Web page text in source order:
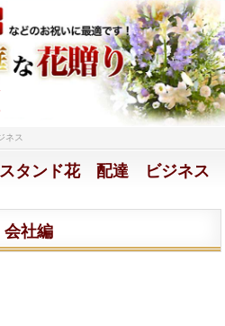
ネス
スタンド花 配達 ビジネス
社編